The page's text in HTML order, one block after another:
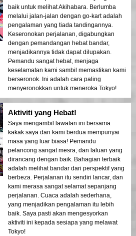
baik untuk melihat Akihabara. Berlumba
melalui jalan-jalan dengan go-kart adalah
pengalaman yang tiada tandingannya.
Keseronokan perjalanan, digabungkan
dengan pemandangan hebat bandar,
menjadikannya tidak dapat dilupakan.
Pemandu sangat hebat, menjaga
keselamatan kami sambil memastikan kami
berseronok. Ini adalah cara paling
menyeronokkan untuk meneroka Tokyo!
Aktiviti yang Hebat!
Saya mengambil lawatan ini bersama
kakak saya dan kami berdua mempunyai
masa yang luar biasa! Pemandu
pelancong sangat mesra, dan laluan yang
dirancang dengan baik. Bahagian terbaik
adalah melihat bandar dari perspektif yang
berbeza. Perjalanan itu sendiri lancar, dan
kami merasa sangat selamat sepanjang
perjalanan. Cuaca adalah sederhana,
yang menjadikan pengalaman itu lebih
baik. Saya pasti akan mengesyorkan
aktiviti ini kepada sesiapa yang melawat
Tokyo!